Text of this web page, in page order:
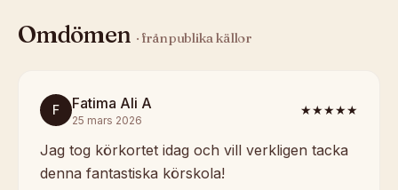
Omdömen · från publika källor
F Fatima Ali A
25 mars 2026
★★★★★
Jag tog körkortet idag och vill verkligen tacka
denna fantastiska körskola!